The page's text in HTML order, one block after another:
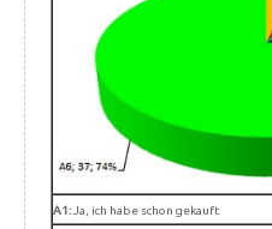
A1: Ja, ich habe schon gekauft